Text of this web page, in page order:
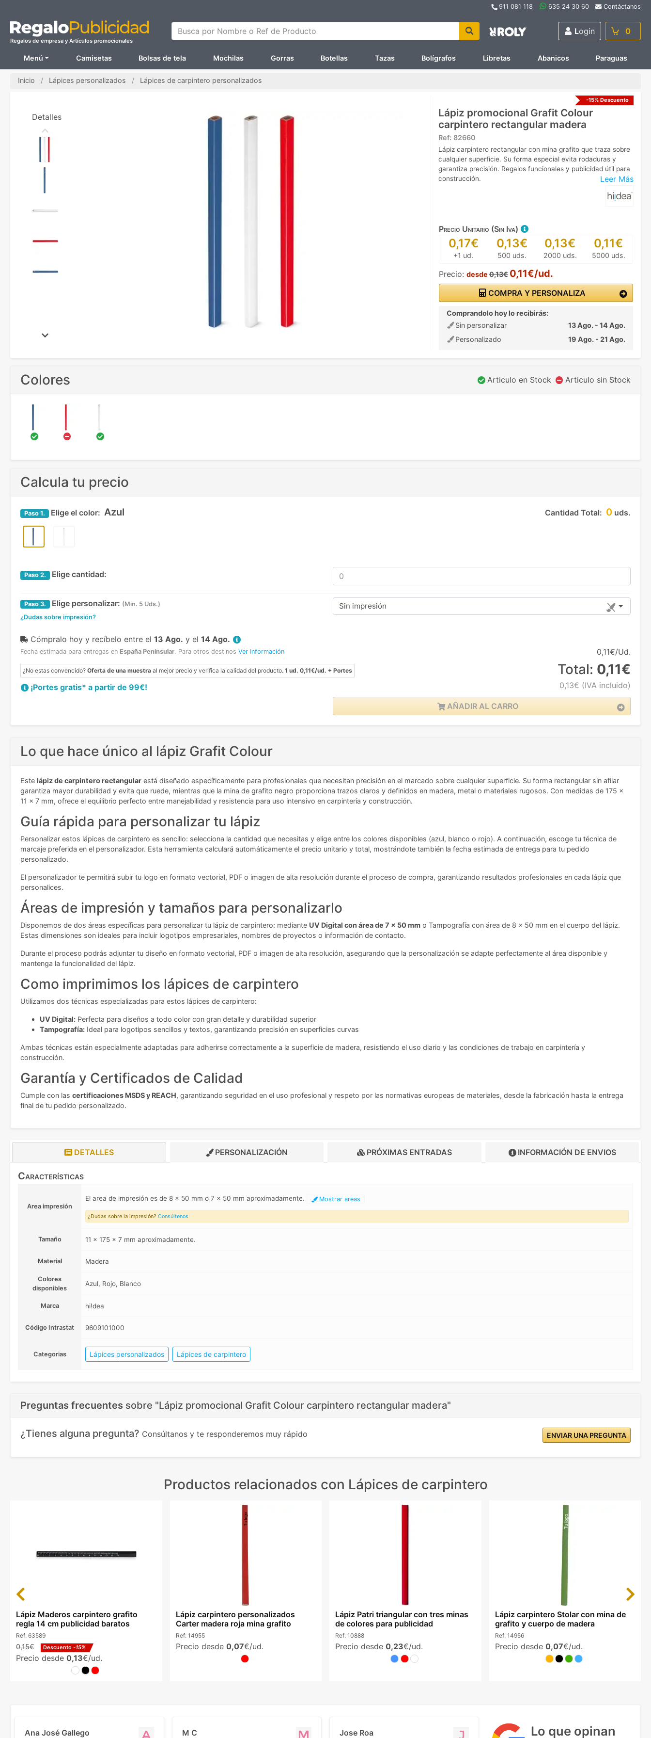
911 081 118 635 24 30 60 Contáctanos
Regalos de empresa y Artículos promocionales
Busca por Nombre o Ref de Producto Login 0
Menú Camisetas Bolsas de tela Mochilas Gorras Botellas Tazas Bolígrafos Libretas Abanicos Paraguas
Inicio Lápices personalizados Lápices de carpintero personalizados
-15% Descuento
Lápiz promocional Grafit Colour
carpintero rectangular madera
Ref: 82660
Leer Más
Lápiz carpintero rectangular con mina grafito que traza sobre
cualquier superficie. Su forma especial evita rodaduras y
garantiza precisión. Regalos funcionales y publicidad útil para
construcción.
Precio Unitario (Sin Iva)
0,17€
+1 ud.
0,13€
500 uds.
0,13€
2000 uds.
0,11€
5000 uds.
Precio: desde 0,13€ 0,11€/ud.
COMPRA Y PERSONALIZA
Comprandolo hoy lo recibirás:
Sin personalizar
13 Ago. - 14 Ago.
Personalizado
19 Ago. - 21 Ago.
Detalles
Colores Articulo en Stock Articulo sin Stock
Calcula tu precio
Cantidad Total: 0 uds.
Paso 1. Elige el color: Azul
Paso 2. Elige cantidad:
Paso 3. Elige personalizar: (Min. 5 Uds.)
¿Dudas sobre impresión?
Sin impresión
Cómpralo hoy y recíbelo entre el 13 Ago. y el 14 Ago.
Fecha estimada para entregas en España Peninsular. Para otros destinos Ver Información
¿No estas convencido? Oferta de una muestra al mejor precio y verifica la calidad del producto. 1 ud. 0,11€/ud. + Portes
¡Portes gratis* a partir de 99€!
0,11€/Ud.
Total: 0,11€
0,13€ (IVA incluido)
AÑADIR AL CARRO
Lo que hace único al lápiz Grafit Colour
Este lápiz de carpintero rectangular está diseñado específicamente para profesionales que necesitan precisión en el marcado sobre cualquier superficie. Su forma rectangular sin afilar
garantiza mayor durabilidad y evita que ruede, mientras que la mina de grafito negro proporciona trazos claros y definidos en madera, metal o materiales rugosos. Con medidas de 175 x
11 x 7 mm, ofrece el equilibrio perfecto entre manejabilidad y resistencia para uso intensivo en carpintería y construcción.
Guía rápida para personalizar tu lápiz
Personalizar estos lápices de carpintero es sencillo: selecciona la cantidad que necesitas y elige entre los colores disponibles (azul, blanco o rojo). A continuación, escoge tu técnica de
marcaje preferida en el personalizador. Esta herramienta calculará automáticamente el precio unitario y total, mostrándote también la fecha estimada de entrega para tu pedido
personalizado.
El personalizador te permitirá subir tu logo en formato vectorial, PDF o imagen de alta resolución durante el proceso de compra, garantizando resultados profesionales en cada lápiz que
personalices.
Áreas de impresión y tamaños para personalizarlo
Disponemos de dos áreas específicas para personalizar tu lápiz de carpintero: mediante UV Digital con área de 7 x 50 mm o Tampografía con área de 8 x 50 mm en el cuerpo del lápiz.
Estas dimensiones son ideales para incluir logotipos empresariales, nombres de proyectos o información de contacto.
Durante el proceso podrás adjuntar tu diseño en formato vectorial, PDF o imagen de alta resolución, asegurando que la personalización se adapte perfectamente al área disponible y
mantenga la funcionalidad del lápiz.
Como imprimimos los lápices de carpintero
Utilizamos dos técnicas especializadas para estos lápices de carpintero:
UV Digital: Perfecta para diseños a todo color con gran detalle y durabilidad superior
Tampografía: Ideal para logotipos sencillos y textos, garantizando precisión en superficies curvas
Ambas técnicas están especialmente adaptadas para adherirse correctamente a la superficie de madera, resistiendo el uso diario y las condiciones de trabajo en carpintería y
construcción.
Garantía y Certificados de Calidad
Cumple con las certificaciones MSDS y REACH, garantizando seguridad en el uso profesional y respeto por las normativas europeas de materiales, desde la fabricación hasta la entrega
final de tu pedido personalizado.
DETALLES PERSONALIZACIÓN PRÓXIMAS ENTRADAS INFORMACIÓN DE ENVIOS
Características
Area impresión
El area de impresión es de 8 x 50 mm o 7 x 50 mm aproximadamente. Mostrar areas
¿Dudas sobre la impresión? Consúltenos
Tamaño 11 x 175 x 7 mm aproximadamente.
Material Madera
Colores
disponibles
Azul, Rojo, Blanco
Marca hi!dea
Código Intrastat 9609101000
Categorias Lápices personalizados Lápices de carpintero
Preguntas frecuentes sobre "Lápiz promocional Grafit Colour carpintero rectangular madera"
¿Tienes alguna pregunta? Consúltanos y te responderemos muy rápido ENVIAR UNA PREGUNTA
Productos relacionados con Lápices de carpintero
Lápiz Maderos carpintero grafito
regla 14 cm publicidad baratos
Ref: 63589
0,15€ Descuento -15%
Precio desde 0,13€/ud.
Lápiz carpintero personalizados
Carter madera roja mina grafito
Ref: 14955
Precio desde 0,07€/ud.
Lápiz Patri triangular con tres minas
de colores para publicidad
Ref: 10888
Precio desde 0,23€/ud.
Lápiz carpintero Stolar con mina de
grafito y cuerpo de madera
Ref: 14956
Precio desde 0,07€/ud.
Previous Next
Lo que opinan
Ana José Gallego M C Jose Roa